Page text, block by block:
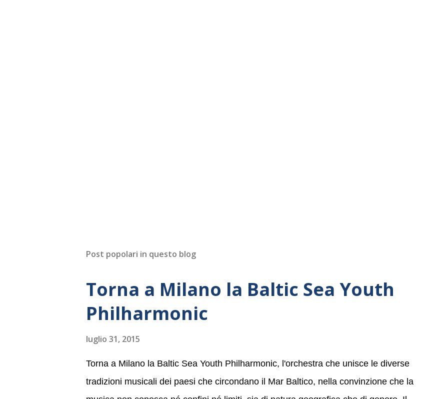
Post popolari in questo blog
Torna a Milano la Baltic Sea Youth
Philharmonic
luglio 31, 2015
Torna a Milano la Baltic Sea Youth Philharmonic, l'orchestra che unisce le diverse
tradizioni musicali dei paesi che circondano il Mar Baltico, nella convinzione che la